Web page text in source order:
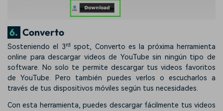
6. Converto
Sosteniendo el 3rd spot, Converto es la próxima herramienta
online para descargar videos de YouTube sin ningún tipo de
software. No solo te permite descargar tus videos favoritos
de YouTube. Pero también puedes verlos o escucharlos a
través de tus dispositivos móviles según tus necesidades.
Con esta herramienta, puedes descargar fácilmente tus videos